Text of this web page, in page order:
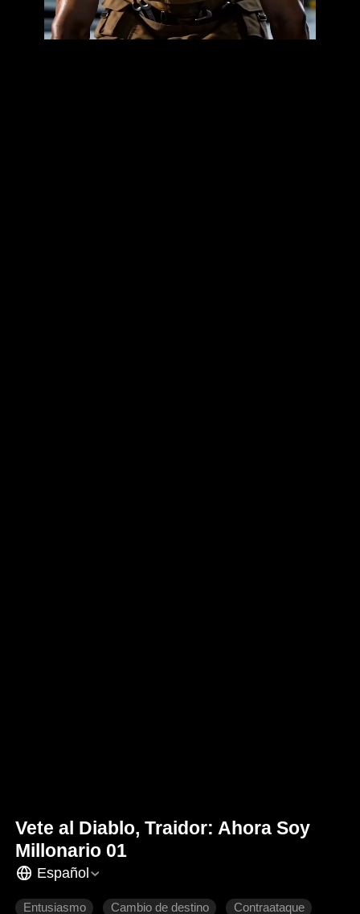
Vete al Diablo, Traidor: Ahora Soy
Millonario 01
Español
Entusiasmo Cambio de destino Contraataque